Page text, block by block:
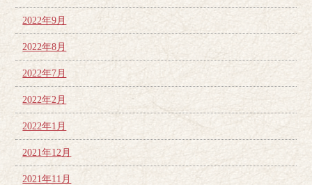
2022年9月
2022年8月
2022年7月
2022年2月
2022年1月
2021年12月
2021年11月